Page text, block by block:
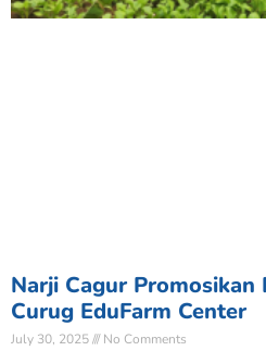
Narji Cagur
Curug EduFarm Center
July 30, 2025 No Comments